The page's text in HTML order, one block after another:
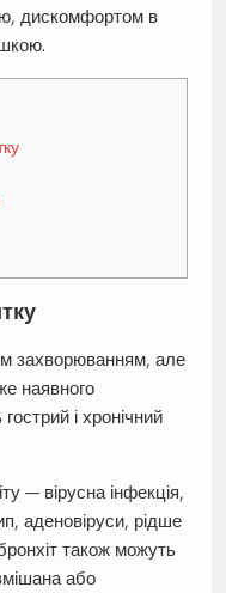
дискомфортом в
захворюванням, але
наявного
і хронічний
— вірусна інфекція,
аденовіруси, рідше
також можуть
або